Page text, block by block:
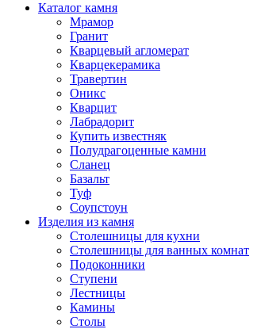
Каталог камня
Мрамор
Гранит
Кварцевый агломерат
Кварцекерамика
Травертин
Оникс
Кварцит
Лабрадорит
Купить известняк
Полудрагоценные камни
Сланец
Базальт
Туф
Соупстоун
Изделия из камня
Столешницы для кухни
Столешницы для ванных комнат
Подоконники
Ступени
Лестницы
Камины
Столы